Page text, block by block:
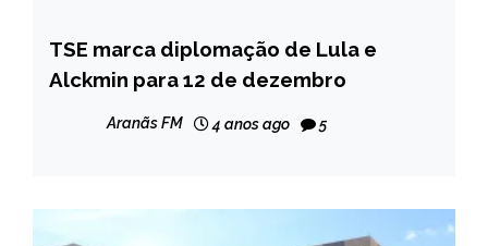
BRASIL
NOTÍCIAS
TSE marca diplomação de Lula e
Alckmin para 12 de dezembro
Aranãs FM 4 anos ago 5